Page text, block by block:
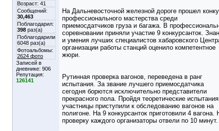
Возраст: 41
Сообщений:
30,463
Поблагодарил:
398 раз(а)
Поблагодарили
6048 раз(а)
Фотоальбомы:
2624 фото
Записей в
дневнике: 906
Репутация:
126141
На Дальневосточной железной дороге прошел
профессионального мастерства среди
приемосдатчиков груза и багажа. В
соревновании приняли участие 9 конкурсанток.
и умения лучших специалистов хабаровского
организации работы станций оценило компетентное
жюри.
Рутинная проверка вагонов, переведена в ранг
испытания. За звание лучшего приемосдатчика
сегодня борются исключительно представители
прекрасного пола. Пройдя теоретические
участницы приступили к обследованию вагонов на
полигоне. На 9 конкурсанток приготовили 4 вагона.
проверку каждого организаторы отвели по 10 минут.